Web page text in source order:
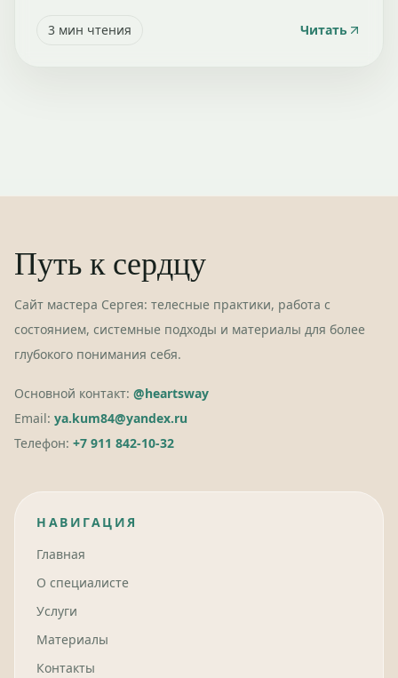
3 мин чтения Читать
Путь к сердцу
Сайт мастера Сергея: телесные практики, работа с
состоянием, системные подходы и материалы для более
глубокого понимания себя.
Основной контакт: @heartsway
Email: ya.kum84@yandex.ru
Телефон: +7 911 842-10-32
НАВИГАЦИЯ
Главная
О специалисте
Услуги
Материалы
Контакты